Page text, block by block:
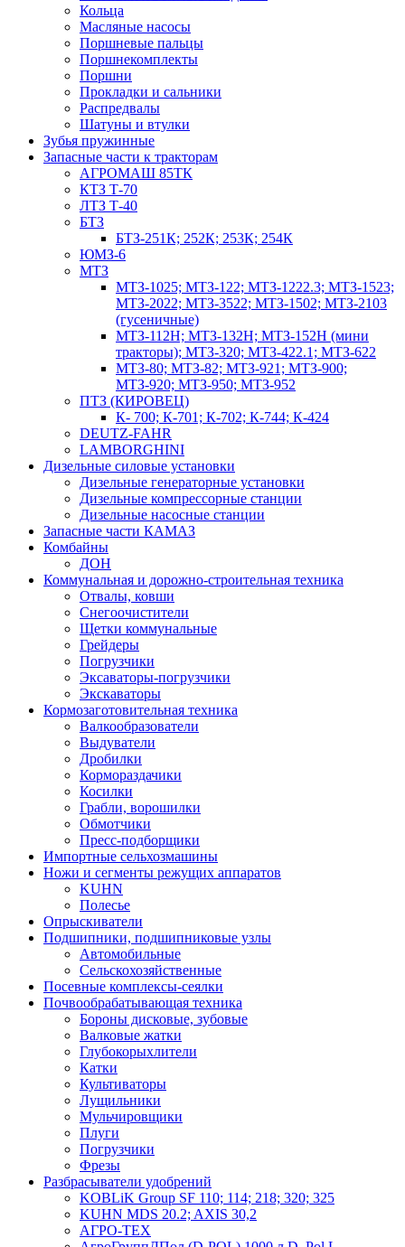
Кольца
Масляные насосы
Поршневые пальцы
Поршнекомплекты
Поршни
Прокладки и сальники
Распредвалы
Шатуны и втулки
Зубья пружинные
Запасные части к тракторам
АГРОМАШ 85ТК
КТЗ Т-70
ЛТЗ Т-40
БТЗ
БТЗ-251К; 252К; 253К; 254К
ЮМЗ-6
МТЗ
МТЗ-1025; МТЗ-122; МТЗ-1222.3; МТЗ-1523;
МТЗ-2022; МТЗ-3522; МТЗ-1502; МТЗ-2103
(гусеничные)
МТЗ-112Н; МТЗ-132Н; МТЗ-152Н (мини
тракторы); МТЗ-320; МТЗ-422.1; МТЗ-622
МТЗ-80; МТЗ-82; МТЗ-921; МТЗ-900;
МТЗ-920; МТЗ-950; МТЗ-952
ПТЗ (КИРОВЕЦ)
К- 700; К-701; К-702; К-744; К-424
DEUTZ-FAHR
LAMBORGHINI
Дизельные силовые установки
Дизельные генераторные установки
Дизельные компрессорные станции
Дизельные насосные станции
Запасные части КАМАЗ
Комбайны
ДОН
Коммунальная и дорожно-строительная техника
Отвалы, ковши
Снегоочистители
Щетки коммунальные
Грейдеры
Погрузчики
Эксаваторы-погрузчики
Экскаваторы
Кормозаготовительная техника
Валкообразователи
Выдуватели
Дробилки
Кормораздачики
Косилки
Грабли, ворошилки
Обмотчики
Пресс-подборщики
Импортные сельхозмашины
Ножи и сегменты режущих аппаратов
KUHN
Полесье
Опрыскиватели
Подшипники, подшипниковые узлы
Автомобильные
Сельскохозяйственные
Посевные комплексы-сеялки
Почвообрабатывающая техника
Бороны дисковые, зубовые
Валковые жатки
Глубокорыхлители
Катки
Культиваторы
Лущильники
Мульчировщики
Плуги
Погрузчики
Фрезы
Разбрасыватели удобрений
KOBLiK Group SF 110; 114; 218; 320; 325
KUHN MDS 20.2; AXIS 30,2
АГРО-ТЕХ